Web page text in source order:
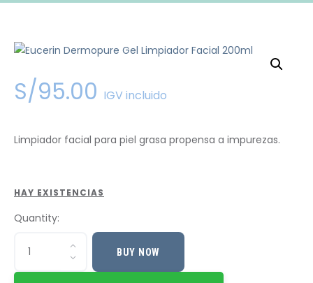
S/95.00 IGV incluido
Limpiador facial para piel grasa propensa a impurezas.
HAY EXISTENCIAS
Quantity:
BUY NOW